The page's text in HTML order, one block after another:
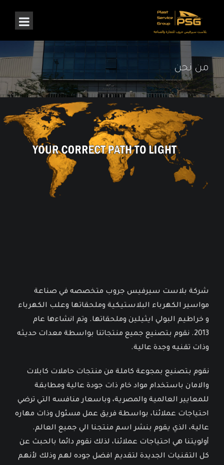
من نحن
شركة بلاست سيرفيس جروب متخصصه في صناعة
مواسير الكهرباء البلاستيكية وملحقاتها وعلب الكهرباء
و خراطيم البولي ايثيلين وملحقاتها. وتم انشاءها عام
2013. نقوم بتصنيع جميع منتجاتنا بواسطة معدات حديثه
وذات تقنيه وجدة عالية.
نقوم بتصنيع بمجوعة كاملة من منتجات حاملات كابلات
والامان باستخدام مواد خام ذات جودة عالية ومطابقة
للمعايير العالمية والمصرية، وباسعار منافسه التي ترضي
احتياجات عملائنا، بواسطة فريق عمل مسئول وذات مهاره
عالية، الذي يقوم بنشر اسم منتجنا الي جميع العالم.
أولويتنا هي احتياجات عملائنا، لذلك نقوم دائما بالحبث عن
كل التقنيات الجديدة لتقديم افضل جوده لهم وذلك لأنهم